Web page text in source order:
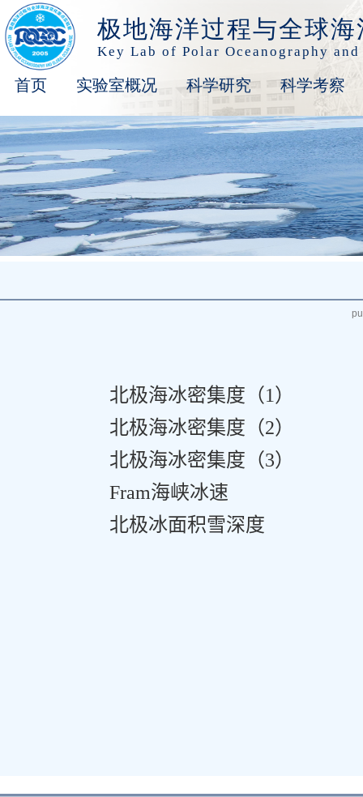
极地海洋过程与全球
Key Lab of Polar Oceanography
首页 实验室概况 科学研究 科学考察
北极海冰密集度（1 ）
北极海冰密集度（2）
北极海冰密集度（3）
Fram海峡冰速
北极冰面积雪深度